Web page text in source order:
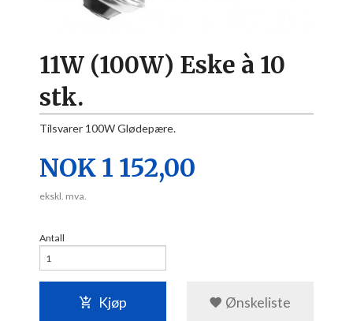
11W (100W) Eske à 10
stk.
Tilsvarer 100W Glødepære.
Pris
NOK 1 152,00
ekskl. mva.
Antall
Kjøp Ønskeliste